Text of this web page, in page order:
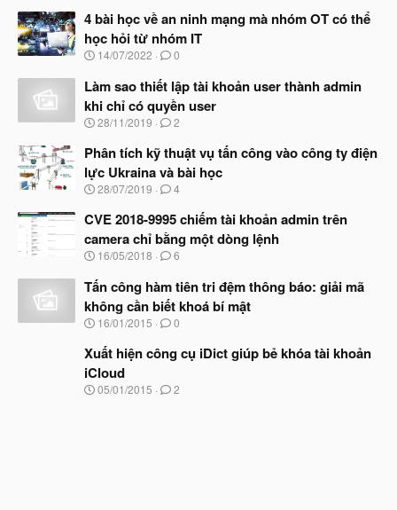
4 bài học về an ninh mạng mà nhóm OT có thể
học hỏi từ nhóm IT
N
à
y
b
ắ
đ
ầ
u
14/07/2022 0
Làm sao thiết lập tài khoản user thành admin
khi chỉ có quyền user
N
à
b
ắ
đ
ầ
u
28/11/2019 2
Phân tích kỹ thuật vụ tấn công vào công ty điện
lực Ukraina và bài học
N
à
b
ắ
đ
ầ
u
28/07/2019 4
CVE 2018-9995 chiếm tài khoản admin trên
camera chỉ bằng một dòng lệnh
N
à
y
b
ắ
đ
ầ
u
16/05/2018 6
Tấn công hàm tiên tri đệm thông báo: giải mã
không cần biết khoá bí mật
N
à
b
ắ
16/01/2015 0
Xuất hiện công cụ iDict giúp bẻ khóa tài khoản
iCloud
N
05/01/2015 2